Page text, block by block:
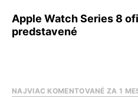
Apple Watch Series 8
predstavené
NAJVIAC KOMENTOVANÉ ZA 1